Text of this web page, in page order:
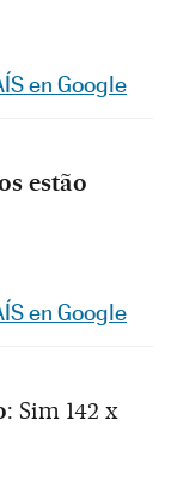
en Google
estão
en Google
: Sim 142 x